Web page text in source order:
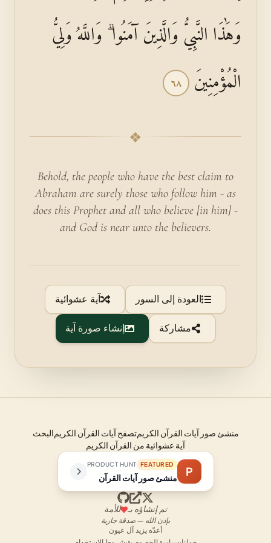
وَهَٰذَا النَّبِيُّ وَالَّذِينَ آمَنُوا ۗ وَاللَّهُ وَلِيُّ
الْمُؤْمِنِينَ ٦٨
❖
Behold, the people who have the best claim to
Abraham are surely those who follow him - as
does this Prophet and all who believe [in him] -
and God is near unto the believers.
العودة إلى السور آية عشوائية
مشاركة إنشاء صورة آية
منشئ صور آيات القرآن الكريمتصفح آيات القرآن الكريمالبحث
آية عشوائية من القرآن الكريم
P
FEATURED
PRODUCT HUNT
منشئ صور آيات القرآن
تم إنشاؤه بـ للأمة
بإذن الله — صدقة جارية
أعدّه يزيد آل عيون